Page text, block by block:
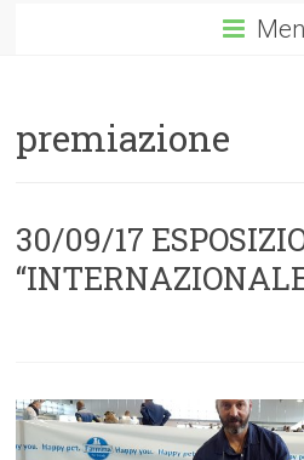
premiazione
30/09/17